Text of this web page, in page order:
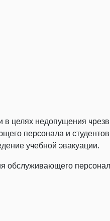
в целях недопущения
персонала и
учебной эвакуации.
обслуживающего